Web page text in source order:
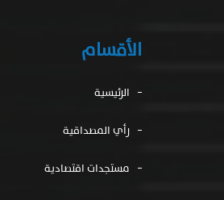
الأقسام
الرئيسية
رأي المصداقية
مستجدات اقتصادية